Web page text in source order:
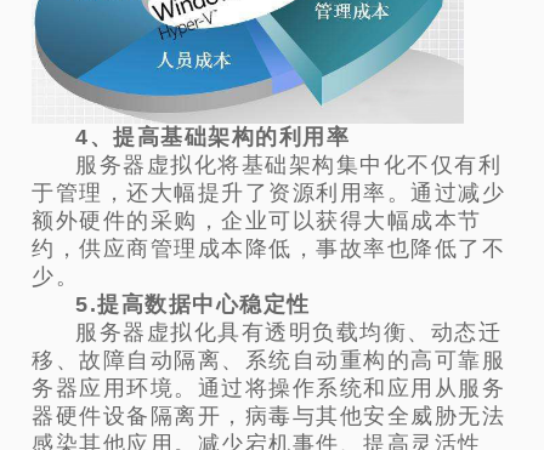
4、提高基础架构的利用率
服务器虚拟化将基础架构集中化不仅有利
于管理，还大幅提升了资源利用率。通过减少
额外硬件的采购，企业可以获得大幅成本节
约，供应商管理成本降低，事故率也降低了不
少。
5.提高数据中心稳定性
服务器虚拟化具有透明负载均衡、动态迁
移、故障自动隔离、系统自动重构的高可靠服
务器应用环境。通过将操作系统和应用从服务
器硬件设备隔离开，病毒与其他安全威胁无法
感染其他应用。减少宕机事件、提高灵活性